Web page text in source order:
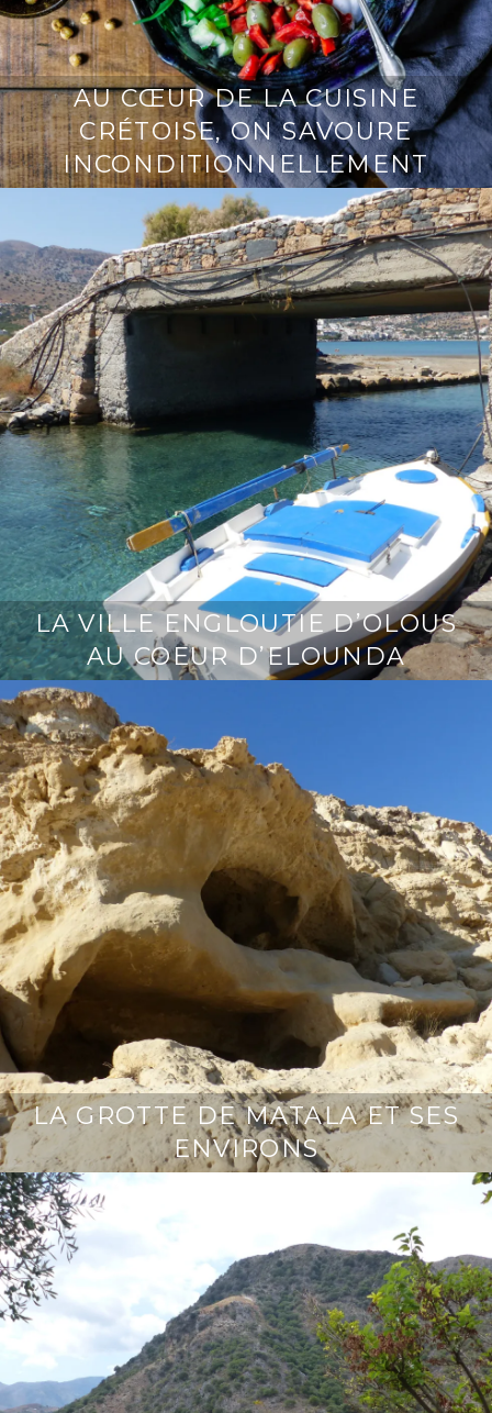
AU CŒUR DE LA CUISINE
CRÉTOISE, ON SAVOURE
INCONDITIONNELLEMENT
LA VILLE ENGLOUTIE D’OLOUS
AU COEUR D’ELOUNDA
LA GROTTE DE MATALA ET SES
ENVIRONS